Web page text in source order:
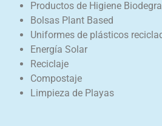
Productos de Higiene
Bolsas Plant Based
Uniformes de plásticos
Energía Solar
Reciclaje
Compostaje
Limpieza de Playas